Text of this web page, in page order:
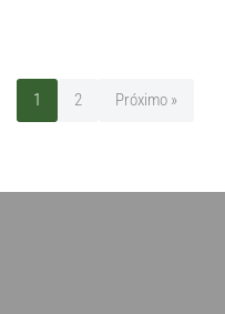
1 2 Próximo »